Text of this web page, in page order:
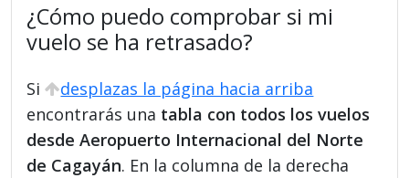
¿Cómo puedo comprobar si mi
vuelo se ha retrasado?
Si
desplazas la página hacia arriba
encontrarás una tabla con todos los vuelos
desde Aeropuerto Internacional del Norte
de Cagayán. En la columna de la derecha